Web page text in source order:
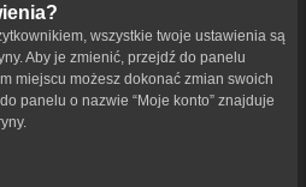
wszystkie twoje ustawienia są
Aby je zmienić, przejdź do panelu
miejscu możesz dokonać zmian swoich
panelu o nazwie “Moje konto” znajduje